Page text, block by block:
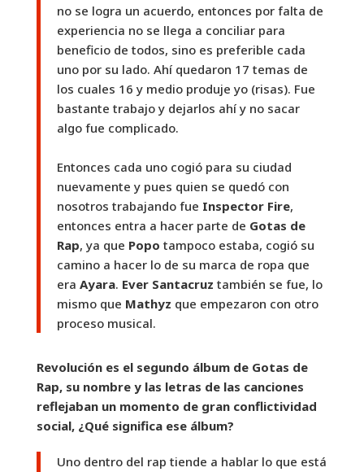
no se logra un acuerdo, entonces por falta de
experiencia no se llega a conciliar para
beneficio de todos, sino es preferible cada
uno por su lado. Ahí quedaron 17 temas de
los cuales 16 y medio produje yo (risas). Fue
bastante trabajo y dejarlos ahí y no sacar
algo fue complicado.
Entonces cada uno cogió para su ciudad
nuevamente y pues quien se quedó con
nosotros trabajando fue Inspector Fire,
entonces entra a hacer parte de Gotas de
Rap, ya que Popo tampoco estaba, cogió su
camino a hacer lo de su marca de ropa que
era Ayara. Ever Santacruz también se fue, lo
mismo que Mathyz que empezaron con otro
proceso musical.
Revolución es el segundo álbum de Gotas de
Rap, su nombre y las letras de las canciones
reflejaban un momento de gran conflictividad
social, ¿Qué significa ese álbum?
Uno dentro del rap tiende a hablar lo que está